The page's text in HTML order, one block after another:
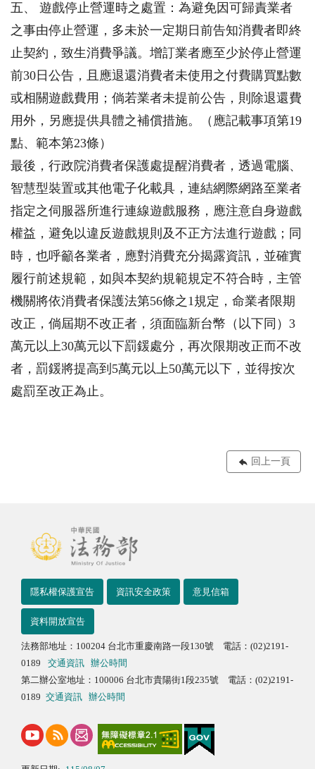
五、 遊戲停止營運時之處置：為避免因可歸責業者
之事由停止營運，多未於一定期日前告知消費者即終
止契約，致生消費爭議。增訂業者應至少於停止營運
前30日公告，且應退還消費者未使用之付費購買點數
或相關遊戲費用；倘若業者未提前公告，則除退還費
用外，另應提供具體之補償措施。（應記載事項第19
點、範本第23條）
最後，行政院消費者保護處提醒消費者，透過電腦、
智慧型裝置或其他電子化載具，連結網際網路至業者
指定之伺服器所進行連線遊戲服務，應注意自身遊戲
權益，避免以違反遊戲規則及不正方法進行遊戲；同
時，也呼籲各業者，應對消費充分揭露資訊，並確實
履行前述規範，如與本契約規範規定不符合時，主管
機關將依消費者保護法第56條之1規定，命業者限期
改正，倘屆期不改正者，須面臨新台幣（以下同）3
萬元以上30萬元以下罰鍰處分，再次限期改正而不改
者，罰鍰將提高到5萬元以上50萬元以下，並得按次
處罰至改正為止。
回上一頁
隱私權保護宣告 資訊安全政策 意見信箱
資料開放宣告
法務部地址：100204 台北市重慶南路一段130號 電話：(02)2191-
0189
交通資訊
辦公時間
第二辦公室地址：100006 台北市貴陽街1段235號 電話：(02)2191-
0189 交通資訊 辦公時間